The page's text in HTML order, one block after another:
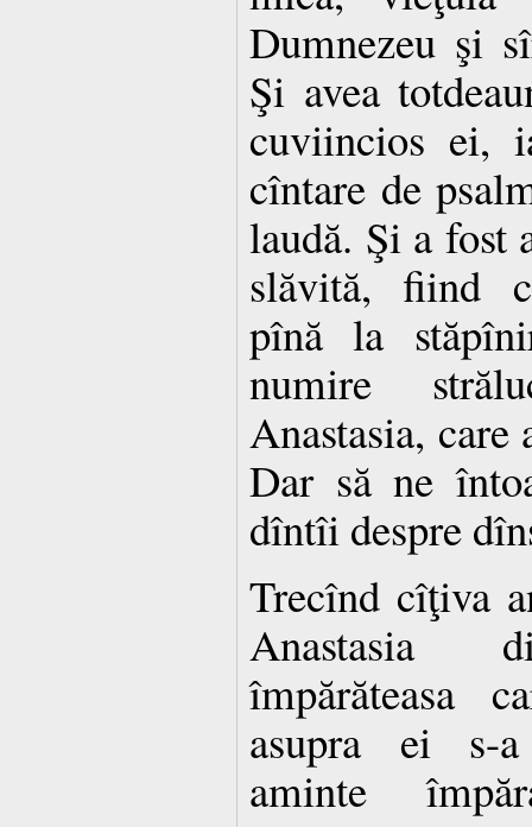
Dumnezeu şi
Şi avea
cuviincios ei,
cîntare de
laudă. Şi a fost
slăvită, fiind
pînă la
numire
Anastasia, care
Dar să ne
dîntîi despre
Trecînd cîţiva
Anastasia
împărăteasa
asupra ei s-
aminte